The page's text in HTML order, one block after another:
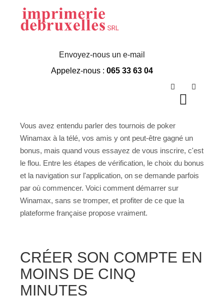
Envoyez-nous un e-mail
Appelez-nous : 065 33 63 04
Comment Jouer Sur
Winamax
Vous avez entendu parler des tournois de poker
Winamax à la télé, vos amis y ont peut-être gagné un
bonus, mais quand vous essayez de vous inscrire, c'est
le flou. Entre les étapes de vérification, le choix du bonus
et la navigation sur l'application, on se demande parfois
par où commencer. Voici comment démarrer sur
Winamax, sans se tromper, et profiter de ce que la
plateforme française propose vraiment.
CRÉER SON COMPTE EN
MOINS DE CINQ
MINUTES